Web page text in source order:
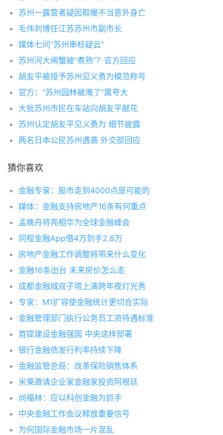
苏州一露营者疑因取暖不当意外身亡
毛伟刘博任江苏苏州市副市长
媒体七问“苏州串标疑云”
苏州河大闸蟹被“煮熟”？官方回应
胡友平被授予苏州见义勇为模范称号
官方：“苏州园林被淹了”属夸大
大批苏州市民在车站向胡友平献花
苏州认定胡友平见义勇为 细节披露
两名日本公民苏州遇袭 外交部回应
猜你喜欢
金融专家：股市走到4000点是可能的
媒体：金融支持房地产16条有何重点
孟晚舟将亮相华为全球金融峰会
同程金融App借4万到手2.8万
房地产金融工作调整将带来什么变化
金融16条出台 未来房价怎么走
成都金融城双子塔上演跨年夜灯光秀
专家：M1扩容使金融统计更切合实际
金融管理部门执行公务员工资待遇标准
首提建设金融强国 中央这样部署
银行金融债发行利率持续下降
金融监管总局：改革保险销售体系
米莱邀请企业家金融家投资阿根廷
尚福林：应以科创金融为抓手
中央金融工作会议释放重要信号
为何国际金融市场一片混乱